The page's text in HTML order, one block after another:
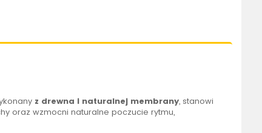
z drewna i naturalnej membrany, stanowi
oraz wzmocni naturalne poczucie rytmu,